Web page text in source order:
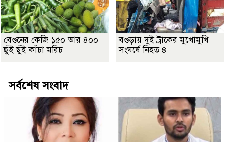
বেগুনের কেজি ১৫০ আর ৪০০
ছুঁই ছুঁই কাঁচা মরিচ
বগুড়ায় দুই ট্রাকের মুখোমুখি
সংঘর্ষে নিহত ৪
সর্বশেষ সংবাদ